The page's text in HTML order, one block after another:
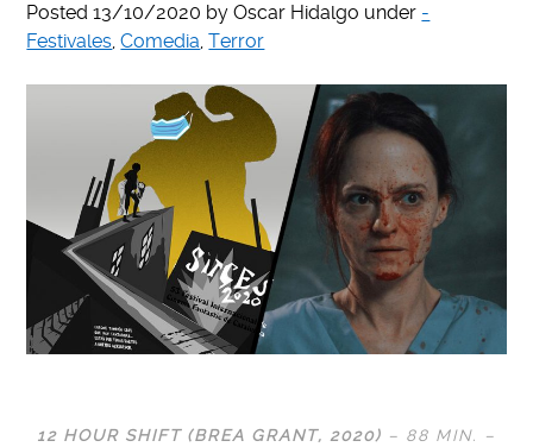
Posted13/10/2020 byOscar Hidalgo under -
Festivales,Comedia,Terror
12 HOUR SHIFT (BREA GRANT, 2020) – 88 MIN. –